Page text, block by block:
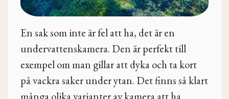
En sak som inte är fel att ha, det är en
undervattenskamera. Den är perfekt till
exempel om man gillar att dyka och ta kort
på vackra saker under ytan. Det finns så klart